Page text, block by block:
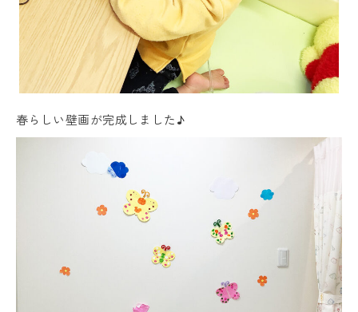
春らしい壁画が完成しました♪